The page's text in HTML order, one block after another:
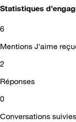
Statistiques
6
Mentions J'aime
2
Réponses
0
Conversations suivies